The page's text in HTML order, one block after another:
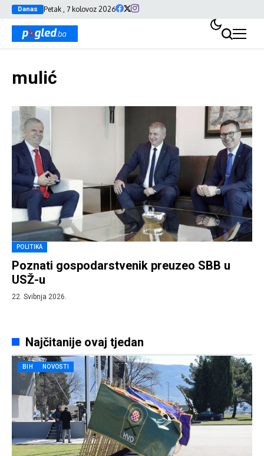
Danas Petak , 7 kolovoz 2026
mulić
POLITIKA
Poznati gospodarstvenik preuzeo SBB u
USŽ-u
22. Svibnja 2026.
Najčitanije ovaj tjedan
BIH NOVOSTI